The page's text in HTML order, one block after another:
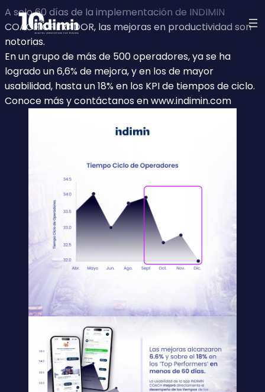
A solo 60 días de la implementación de INDIMIN
COACH OPERADOR, las mejoras en productividad son
notorias.
En un grupo de más de 500 operadores, ya se ha
logrado un 6,6% de mejora, y en los de mayor
usabilidad, hasta un 18% en los KPI de tiempos de ciclo.
Conoce más y contáctanos enwww.indimin.com